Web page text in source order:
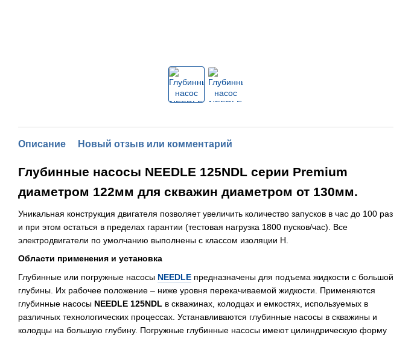
Описание Новый отзыв или комментарий
Глубинные насосы NEEDLE 125NDL серии Premium
диаметром 122мм для скважин диаметром от 130мм.
Уникальная конструкция двигателя позволяет увеличить количество запусков в час до 100 раз
и при этом остаться в пределах гарантии (тестовая нагрузка 1800 пусков/час). Все
электродвигатели по умолчанию выполнены с классом изоляции H.
Области применения и установка
Глубинные или погружные насосы NEEDLE предназначены для подъема жидкости с большой
глубины. Их рабочее положение – ниже уровня перекачиваемой жидкости. Применяются
глубинные насосы NEEDLE 125NDL в скважинах, колодцах и емкостях, используемых в
различных технологических процессах. Устанавливаются глубинные насосы в скважины и
колодцы на большую глубину. Погружные глубинные насосы имеют цилиндрическую форму